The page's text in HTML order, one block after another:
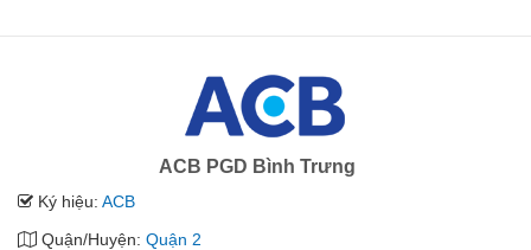
ACB PGD Bình Trưng
Ký hiệu: ACB
Quận/Huyện: Quận 2